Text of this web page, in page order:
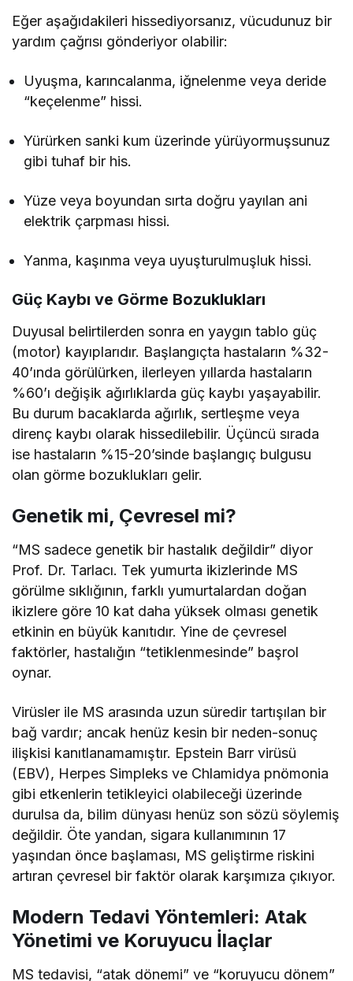
Eğer aşağıdakileri hissediyorsanız, vücudunuz bir
yardım çağrısı gönderiyor olabilir:
Uyuşma, karıncalanma, iğnelenme veya deride
“keçelenme” hissi.
Yürürken sanki kum üzerinde yürüyormuşsunuz
gibi tuhaf bir his.
Yüze veya boyundan sırta doğru yayılan ani
elektrik çarpması hissi.
Yanma, kaşınma veya uyuşturulmuşluk hissi.
Güç Kaybı ve Görme Bozuklukları
Duyusal belirtilerden sonra en yaygın tablo güç
(motor) kayıplarıdır. Başlangıçta hastaların %32-
40’ında görülürken, ilerleyen yıllarda hastaların
%60’ı değişik ağırlıklarda güç kaybı yaşayabilir.
Bu durum bacaklarda ağırlık, sertleşme veya
direnç kaybı olarak hissedilebilir. Üçüncü sırada
ise hastaların %15-20’sinde başlangıç bulgusu
olan görme bozuklukları gelir.
Genetik mi, Çevresel mi?
“MS sadece genetik bir hastalık değildir” diyor
Prof. Dr. Tarlacı. Tek yumurta ikizlerinde MS
görülme sıklığının, farklı yumurtalardan doğan
ikizlere göre 10 kat daha yüksek olması genetik
etkinin en büyük kanıtıdır. Yine de çevresel
faktörler, hastalığın “tetiklenmesinde” başrol
oynar.
Virüsler ile MS arasında uzun süredir tartışılan bir
bağ vardır; ancak henüz kesin bir neden-sonuç
ilişkisi kanıtlanamamıştır. Epstein Barr virüsü
(EBV), Herpes Simpleks ve Chlamidya pnömonia
gibi etkenlerin tetikleyici olabileceği üzerinde
durulsa da, bilim dünyası henüz son sözü söylemiş
değildir. Öte yandan, sigara kullanımının 17
yaşından önce başlaması, MS geliştirme riskini
artıran çevresel bir faktör olarak karşımıza çıkıyor.
Modern Tedavi Yöntemleri: Atak
Yönetimi ve Koruyucu İlaçlar
MS tedavisi, “atak dönemi” ve “koruyucu dönem”